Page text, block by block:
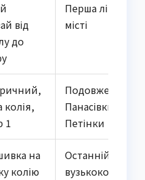
від
до
Перша лінія в
місті
колія,
1
Подовження до
Панасівки та
Петінки
на
колію
Останній
вузькоколійний